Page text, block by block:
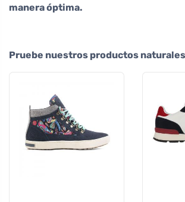
manera óptima.
Pruebe nuestros productos naturales